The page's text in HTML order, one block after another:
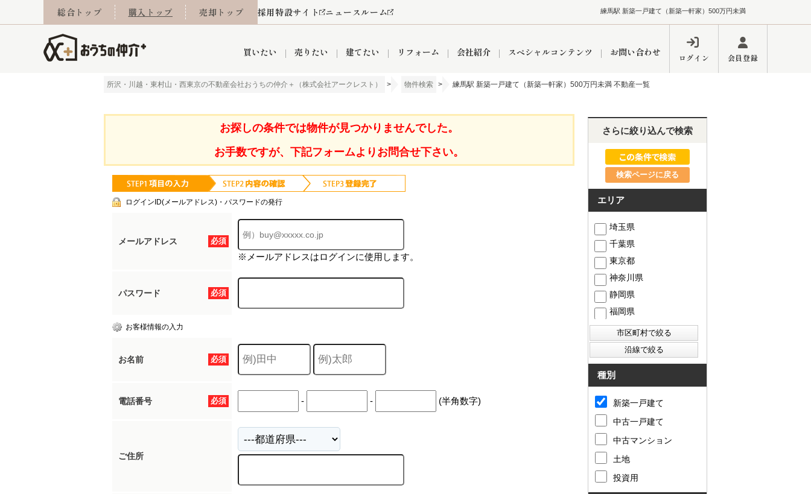
練馬駅 新築一戸建て（新築一軒家）500万円未満
総合トップ 購入トップ 売却トップ 採用特設サイト ニュースルーム
買いたい
学区から探す 町名から探す お気に入り 閲覧履歴
当社お預かり物件 グループ会社施工物件 リノベーション済み物件
当社提携金融機関 8代疾病保証付き住宅ローン
東村山市
売りたい
売却査定実績 売却成功実績 よくある質問 売却コラム
住み替え 離婚 不動産買取 空き家 リースバック
東村山市 入間市 狭山市 富士見市 練馬区
建てたい リフォーム
リフォーム事例 【埼玉】補助金・助成金 【東京】補助金・助成金
会社紹介
採用情報 お客様の声 創業の想い インフォメーション ブログ
小手指営業所 所沢営業所 東所沢営業所 入間営業所 ひばりケ丘営業所 東久留米営業所
おうちのリフォーム おうちパークグループの強み
スペシャルコンテンツ
マンションカタログ おうちパークくらぶ レンタルスペース
お問い合わせ
オンライン相談予約 売却査定依頼 なんでもご相談 プライバシーポリシー
ログイン 会員登録
所沢・川越・東村山・西東京の不動産会社おうちの仲介＋（株式会社アークレスト） > 物件検索 > 練馬駅 新築一戸建て（新築一軒家）500万円未満 不動産一覧
お探しの条件では物件が見つかりませんでした。
お手数ですが、下記フォームよりお問合せ下さい。
ログインID(メールアドレス)・パスワードの発行
必須
メールアドレス
※メールアドレスはログインに使用します。
必須
パスワード
お客様情報の入力
必須
お名前
必須
電話番号 - - (半角数字)
ご住所
さらに絞り込んで検索
検索ページに戻る
エリア
埼玉県
千葉県
東京都
神奈川県
静岡県
福岡県
種別
新築一戸建て
中古一戸建て
中古マンション
土地
投資用